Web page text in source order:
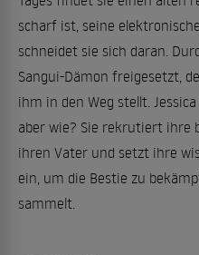
scharf ist, seine
schneidet sie sich daran.
Sangui-Dämon freigesetzt,
ihm in den Weg stellt.
aber wie? Sie rekrutiert ihre
ihren Vater und setzt ihre
ein, um die Bestie zu
sammelt.